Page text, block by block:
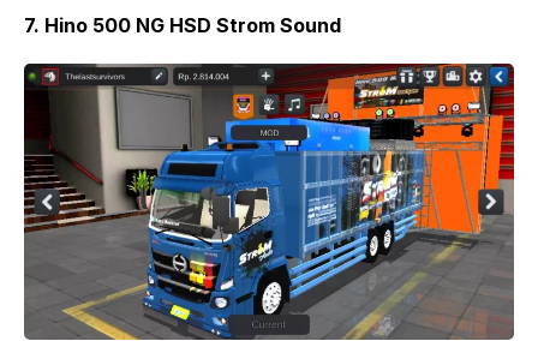
7. Hino 500 NG HSD Strom Sound